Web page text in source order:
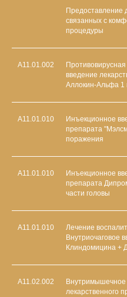
Предоставление
связанных с
процедуры
A11.01.002
введение
Аллокин-Альфа 1
A11.01.010
Инъекционное
препарата
поражения
A11.01.010
Инъекционное
препарата
части головы
A11.01.010
Лечение
Внутриочаговое
Клиндомицина +
A11.02.002
Внутримышечное
лекарственного